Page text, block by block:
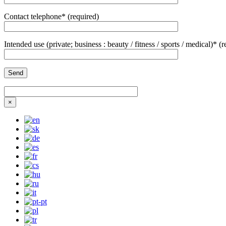
Contact telephone* (required)
Intended use (private; business : beauty / fitness / sports / medical)*
×